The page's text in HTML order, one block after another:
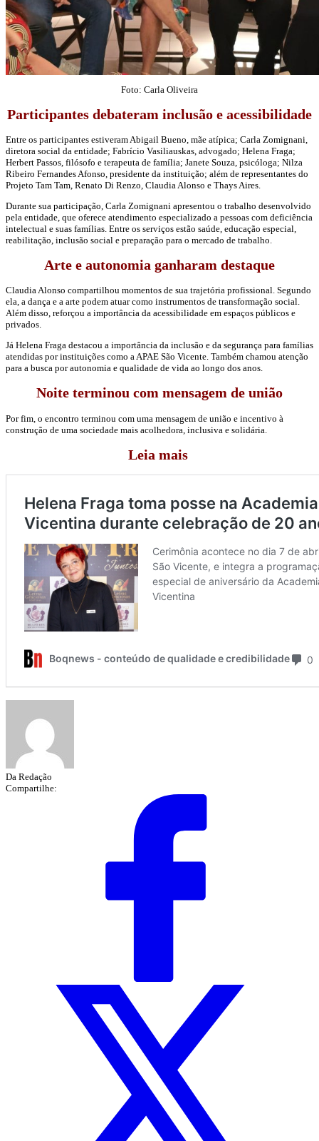
Foto: Carla Oliveira
Participantes debateram inclusão e acessibilidade
Entre os participantes estiveram Abigail Bueno, mãe atípica; Carla Zomignani
diretora social da entidade; Fabrício Vasiliauskas , advogado; Helena Fraga;
Herbert Passos, filósofo e terapeuta de família; Janete Souza, psicóloga; Nilza
Ribeiro Fernandes Afonso , presidente da instituição; além de representantes do
Projeto Tam Tam , Renato Di Renzo, Claudia Alonso e Thays Aires.
Durante sua participação, Carla Zomignani apresentou o trabalho desenvolvido
pela entidade, que oferece atendimento especializado a pessoas com deficiência
intelectual e suas famílias. Entre os serviços estão saúde, educação especial,
reabilitação, inclusão social e preparação para o mercado de trabalho.
Arte e autonomia ganharam destaque
Claudia Alonso compartilhou momentos de sua trajetória profissional. Segundo
ela, a dança e a arte podem atuar como instrumentos de transformação social.
Além disso, reforçou a importância da acessibilidade em espaços públicos e
privados.
Já Helena Fraga destacou a importância da inclusão e da segurança para famílias
atendidas por instituições como aAPAE São Vicente. Também chamou atenção
para a busca por autonomia e qualidade de vida ao longo dos anos.
Noite terminou com mensagem de união
Por fim, o encontro terminou com uma mensagem de união e incentivo à
construção de uma sociedade mais acolhedora, inclusiva e solidária.
Leia mais
Da Redação
Compartilhe: